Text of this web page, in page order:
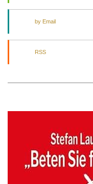
by Email
RSS